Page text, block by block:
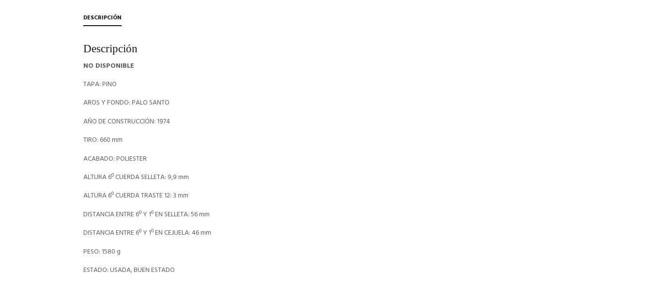
DESCRIPCIÓN
Descripción
NO DISPONIBLE
TAPA: PINO
AROS Y FONDO: PALO SANTO
AÑO DE CONSTRUCCIÓN: 1974
TIRO: 660 mm
ACABADO: POLIESTER
ALTURA 6º CUERDA SELLETA: 9,9 mm
ALTURA 6º CUERDA TRASTE 12: 3 mm
DISTANCIA ENTRE 6º Y 1º EN SELLETA: 56 mm
DISTANCIA ENTRE 6º Y 1º EN CEJUELA: 46 mm
PESO: 1580 g
ESTADO: USADA, BUEN ESTADO